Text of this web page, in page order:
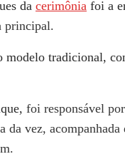
da cerimônia foi a
principal.
modelo tradicional,
foi responsável
vez, acompanhada